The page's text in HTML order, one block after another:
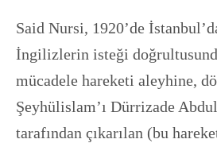
Said Nursi, 1920’de
İngilizlerin isteği
mücadele hareketi aleyhine,
Şeyhülislam’ı Dürrizade
tarafından çıkarılan (bu